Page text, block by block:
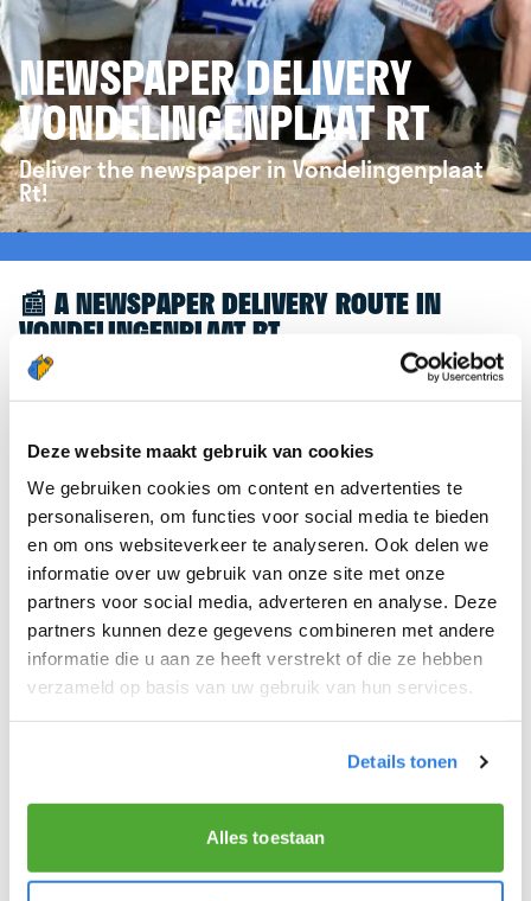
Deze website maakt gebruik van cookies
We gebruiken cookies om content en advertenties te
personaliseren, om functies voor social media te bieden
en om ons websiteverkeer te analyseren. Ook delen we
informatie over uw gebruik van onze site met onze
partners voor social media, adverteren en analyse. Deze
partners kunnen deze gegevens combineren met andere
informatie die u aan ze heeft verstrekt of die ze hebben
verzameld op basis van uw gebruik van hun services.
Details tonen
Alles toestaan
NEWSPAPER DELIVERY
VONDELINGENPLAAT RT
Deliver the newspaper in Vondelingenplaat
Rt!
📰 A NEWSPAPER DELIVERY ROUTE IN
VONDELINGENPLAAT RT
Great to see you're interested in a newspaper
further, we’d like to refer you to the
krantenbezorgen.nl website. There, you can easily
sign up to deliver newspapers in Vondelingenplaat
Rt.
We hope you can get started soon and wish you
the best of luck! 🚴‍♂️💨
Sign up as a newspaper deliverer!